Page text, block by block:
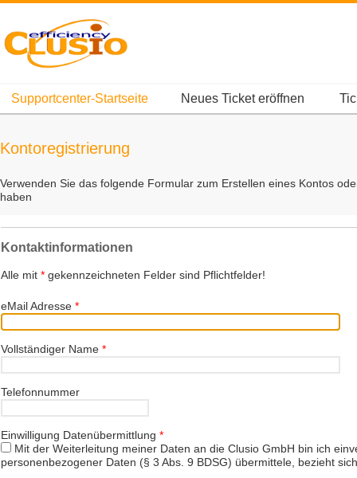
Supportcenter-Startseite Neues Ticket eröffnen
Kontoregistrierung
Verwenden Sie das folgende Formular zum Erstellen eines Kontos
haben
Kontaktinformationen
Alle mit * gekennzeichneten Felder sind Pflichtfelder!
eMail Adresse *
Vollständiger Name *
Telefonnummer
Einwilligung Datenübermittlung *
Mit der Weiterleitung meiner Daten an die Clusio GmbH bin ich
personenbezogener Daten (§ 3 Abs. 9 BDSG) übermittele, bezieht